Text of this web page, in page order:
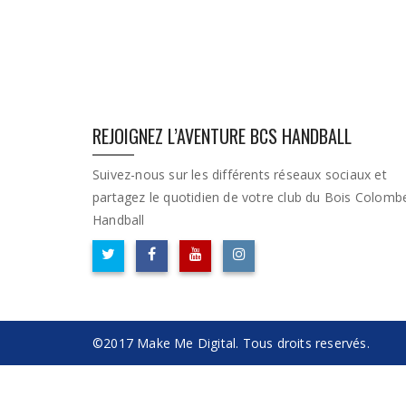
REJOIGNEZ L’AVENTURE BCS HANDBALL
Suivez-nous sur les différents réseaux sociaux et
partagez le quotidien de votre club du Bois
Handball
©2017 Make Me Digital. Tous droits reservés.